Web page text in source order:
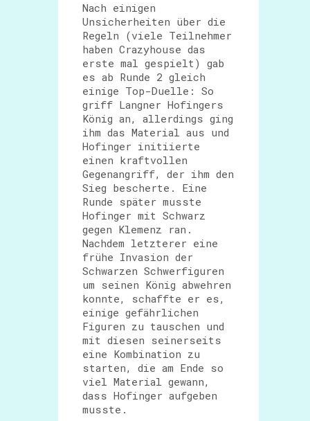
Nach einigen
Unsicherheiten über die
Regeln (viele Teilnehmer
haben Crazyhouse das
erste mal gespielt) gab
es ab Runde 2 gleich
einige Top-Duelle: So
griff Langner Hofingers
König an, allerdings ging
ihm das Material aus und
Hofinger initiierte
einen kraftvollen
Gegenangriff, der ihm den
Sieg bescherte. Eine
Runde später musste
Hofinger mit Schwarz
gegen Klemenz ran.
Nachdem letzterer eine
frühe Invasion der
Schwarzen Schwerfiguren
um seinen König abwehren
konnte, schaffte er es,
einige gefährlichen
Figuren zu tauschen und
mit diesen seinerseits
eine Kombination zu
starten, die am Ende so
viel Material gewann,
dass Hofinger aufgeben
musste.